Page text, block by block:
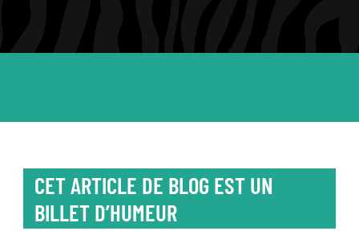
CET ARTICLE DE BLOG EST UN
BILLET D’HUMEUR